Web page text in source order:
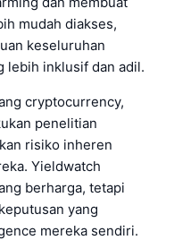
mudah diakses,
keseluruhan
lebih inklusif dan adil.
cryptocurrency,
penelitian
risiko inheren
Yieldwatch
berharga, tetapi
yang
mereka sendiri.